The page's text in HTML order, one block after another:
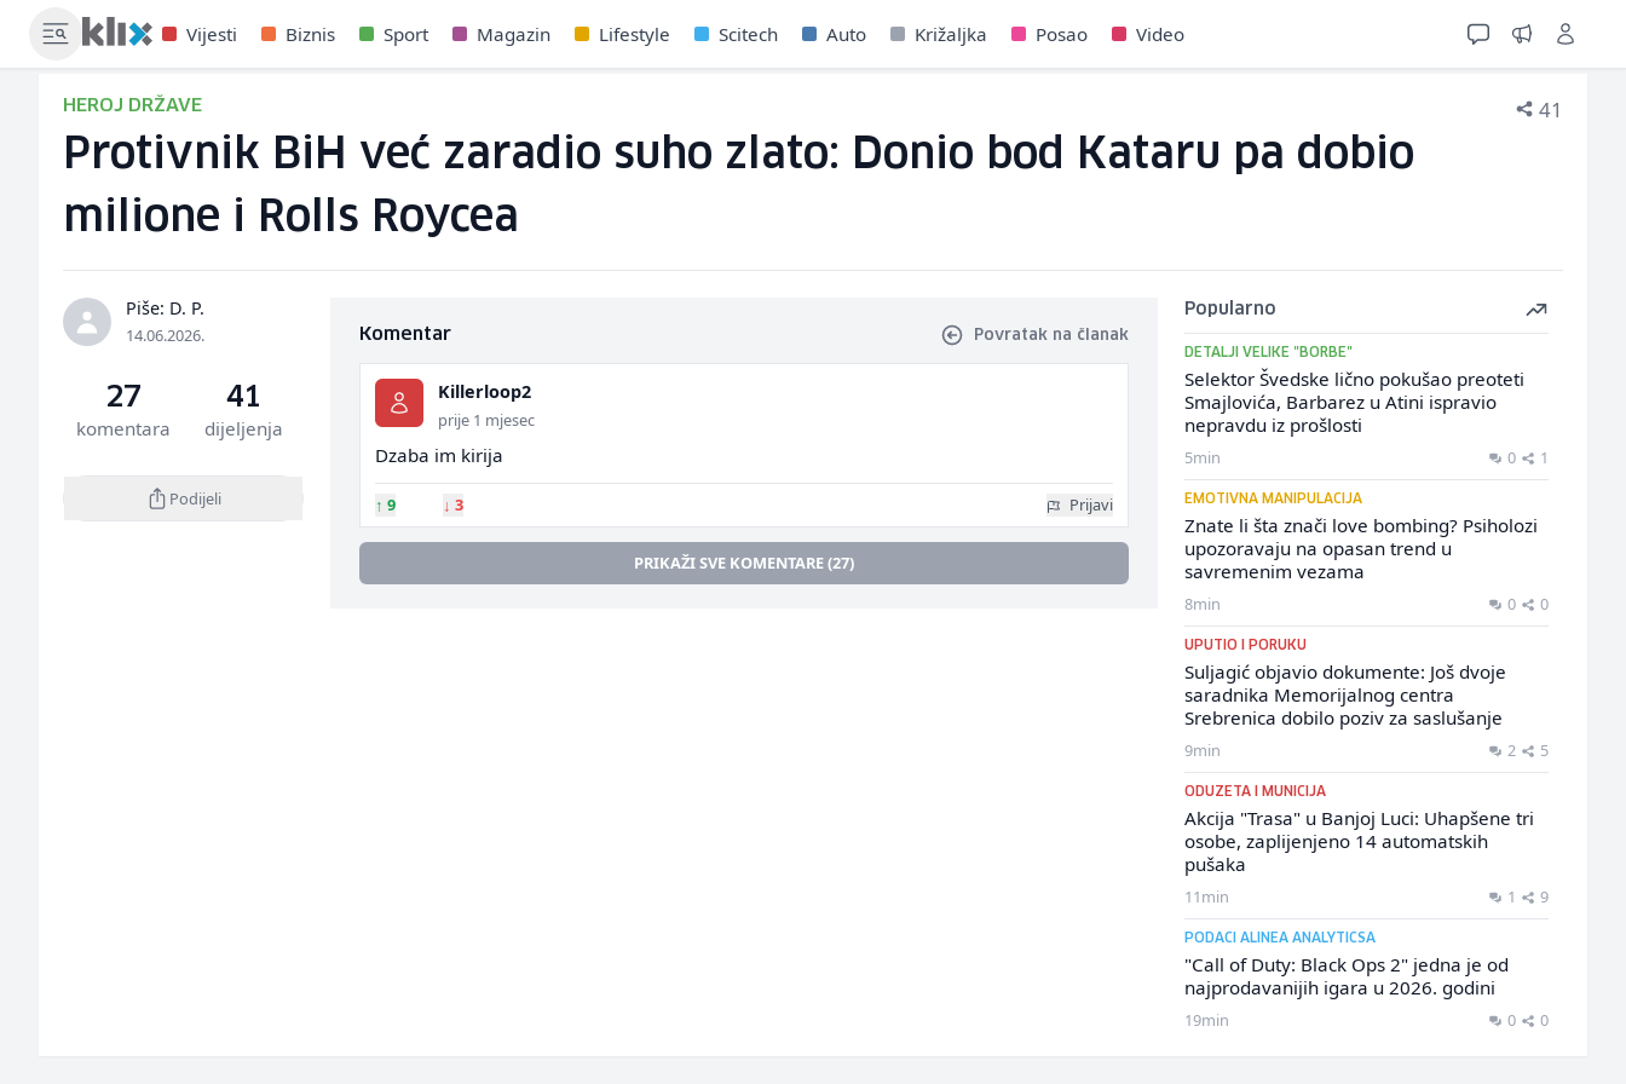
Vijesti Biznis Sport Magazin Lifestyle Scitech Auto Križaljka Posao Video
HEROJ DRŽAVE 41
Protivnik BiH već zaradio suho zlato: Donio bod Kataru pa dobio
milione i Rolls Roycea
Piše: D. P.
14.06.2026.
27
komentara
41
dijeljenja
Podijeli
Komentar Povratak na članak
Killerloop2
prije 1 mjesec
Dzaba im kirija
↑ 9 ↓ 3 Prijavi
PRIKAŽI SVE KOMENTARE (27)
Popularno
DETALJI VELIKE "BORBE"
Selektor Švedske lično pokušao preoteti
Smajlovića, Barbarez u Atini ispravio
nepravdu iz prošlosti
5min 0 1
EMOTIVNA MANIPULACIJA
Znate li šta znači love bombing? Psiholozi
upozoravaju na opasan trend u
savremenim vezama
8min 0 0
UPUTIO I PORUKU
Suljagić objavio dokumente: Još dvoje
saradnika Memorijalnog centra
Srebrenica dobilo poziv za saslušanje
9min 2 5
ODUZETA I MUNICIJA
Akcija "Trasa" u Banjoj Luci: Uhapšene tri
osobe, zaplijenjeno 14 automatskih
pušaka
11min 1 9
PODACI ALINEA ANALYTICSA
"Call of Duty: Black Ops 2" jedna je od
najprodavanijih igara u 2026. godini
19min 0 0